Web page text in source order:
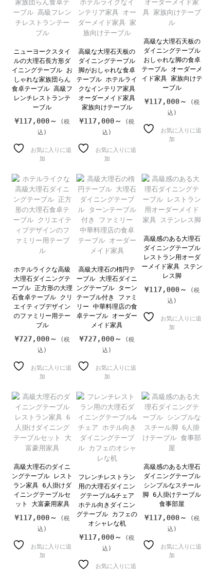
ニューヨークスタイ
ルの大理石長方形ダ
イニングテーブル お
しゃれな家族団らん
食卓テーブル 高級フ
レンチレストランテ
ーブル
¥117,000～
お気に入りに追
加
高級な大理石天板の
ダイニングテーブル
脚がおしゃれな食卓
テーブル ホテルライ
クなインテリア家具
オーダーメイド家具
家族向けテーブル
¥117,000～
お気に入りに追
加
高級な大理石天板の
ダイニングテーブル
おしゃれな脚の食卓
テーブル オーダーメ
イド家具 家族向けテ
ーブル
¥117,000～
お気に入りに追
加
ホテルライクな高級
大理石ダイニングテ
ーブル 正方形の大理
石食卓テーブル クリ
エイティブデザイン
のファミリー用テー
ブル
¥727,000～
お気に入りに追
加
高級大理石の楕円テ
ーブル 大理石ダイニ
ングテーブル ターン
テーブル付き ファミ
リー 中華料理店の食
卓テーブル オーダー
メイド家具
¥727,000～
お気に入りに追
加
高級感のある大理石
ダイニングテーブル
レストラン用オーダ
ーメイド家具 ステン
レス脚
¥117,000～
お気に入りに追
加
高級大理石のダイニ
ングテーブル レスト
ラン家具 6人掛けダ
イニングテーブルセ
ット 大富豪用家具
¥117,000～
お気に入りに追
加
フレンチレストラン
用の大理石ダイニン
グテーブル&チェア
ホテル向きダイニン
グテーブル カフェの
オシャレな机
¥117,000～
お気に入りに追
高級感のある大理石
ダイニングテーブル
シンプルなスチール
脚 6人掛けテーブル
食事部屋
¥117,000～
お気に入りに追
加